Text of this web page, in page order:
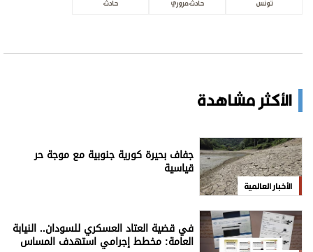
تونس حادث مروري حادث
الأكثر مشاهدة
الأخبار العالمية
جفاف بحيرة كورية جنوبية مع موجة حر
قياسية
في قضية العتاد العسكري للسودان.. النيابة
العامة: مخطط إجرامي استهدف المساس